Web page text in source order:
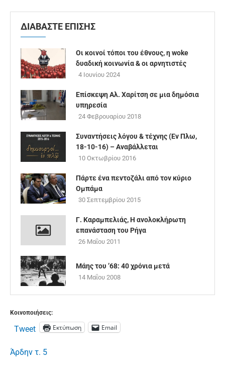
ΔΙΑΒΑΣΤΕ ΕΠΙΣΗΣ
Οι κοινοί τόποι του έθνους, η woke
δυαδική κοινωνία & οι αρνητιστές
4 Ιουνίου 2024
Επίσκεψη Αλ. Χαρίτση σε μια δημόσια
υπηρεσία
24 Φεβρουαρίου 2018
Συναντήσεις λόγου & τέχνης (Εν Πλω,
18-10-16) – Αναβάλλεται
10 Οκτωβρίου 2016
Πάρτε ένα πεντοζάλι από τον κύριο
Ομπάμα
30 Σεπτεμβρίου 2015
Γ. Καραμπελιάς, Η ανολοκλήρωτη
επανάσταση του Ρήγα
26 Μαΐου 2011
Μάης του ’68: 40 χρόνια μετά
14 Μαΐου 2008
Κοινοποιήσεις:
Tweet Εκτύπωση Email
Άρδην τ. 5